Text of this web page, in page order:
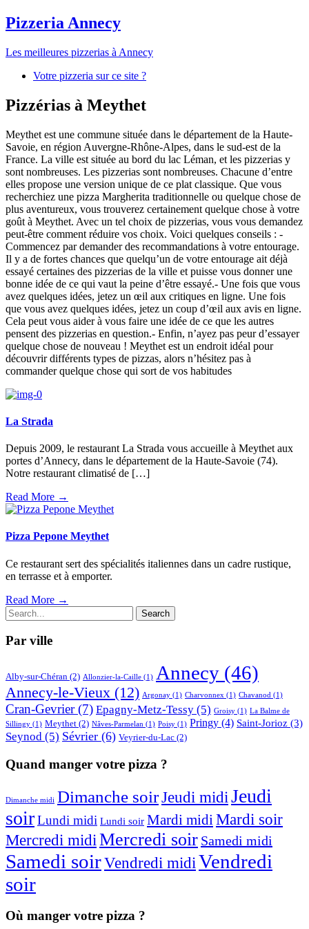
Pizzeria Annecy
Les meilleures pizzerias à Annecy
Votre pizzeria sur ce site ?
Pizzérias à Meythet
Meythet est une commune située dans le département de la Haute-
Savoie, en région Auvergne-Rhône-Alpes, dans le sud-est de la
France. La ville est située au bord du lac Léman, et les pizzerias y
sont nombreuses. Les pizzerias sont nombreuses. Chacune d’entre
elles propose une version unique de ce plat classique. Que vous
recherchiez une pizza Margherita traditionnelle ou quelque chose de
plus aventureux, vous trouverez certainement quelque chose à votre
goût à Meythet. Avec un tel choix de pizzerias, vous vous demandez
peut-être comment réduire vos choix. Voici quelques conseils : -
Commencez par demander des recommandations à votre entourage.
Il y a de fortes chances que quelqu’un de votre entourage ait déjà
essayé certaines des pizzerias de la ville et puisse vous donner une
bonne idée de ce qui vaut la peine d’être essayé.- Une fois que vous
avez quelques idées, jetez un œil aux critiques en ligne. Une fois
que vous avez quelques idées, jetez un coup d’œil aux avis en ligne.
Cela peut vous aider à vous faire une idée de ce que les autres
pensent des pizzerias en question.- Enfin, n’ayez pas peur d’essayer
quelque chose de nouveau ! Meythet est un endroit idéal pour
découvrir différents types de pizzas, alors n’hésitez pas à
commander quelque chose qui sort de vos habitudes
La Strada
Depuis 2009, le restaurant La Strada vous accueille à Meythet aux
portes d’Annecy, dans le département de la Haute-Savoie (74).
Notre restaurant climatisé de […]
Read More →
Pizza Pepone Meythet
Ce restaurant sert des spécialités italiennes dans un cadre rustique,
en terrasse et à emporter.
Read More →
Par ville
Alby-sur-Chéran (2) Allonzier-la-Caille (1) Annecy (46)
Annecy-le-Vieux (12) Argonay (1) Charvonnex (1) Chavanod (1)
Cran-Gevrier(7) Epagny-Metz-Tessy (5) Groisy (1) La Balme de
Sillingy (1) Meythet (2) Nâves-Parmelan (1) Poisy (1) Pringy (4) Saint-Jorioz (3)
Seynod (5) Sévrier (6) Veyrier-du-Lac (2)
Quand manger votre pizza ?
Dimanche midi Dimanche soirJeudi midi Jeudi
soirLundi midi Lundi soir Mardi midi Mardi soir
Mercredi midi Mercredi soir Samedi midi
Samedi soirVendredi midi Vendredi
soir
Où manger votre pizza ?